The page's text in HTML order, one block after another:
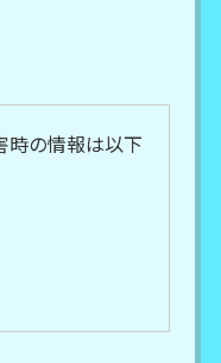
時の情報は以下